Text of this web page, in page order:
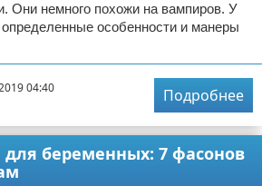
Они немного похожи на вампиров. У
определенные особенности и манеры
04:40
Подробнее
беременных: 7 фасонов